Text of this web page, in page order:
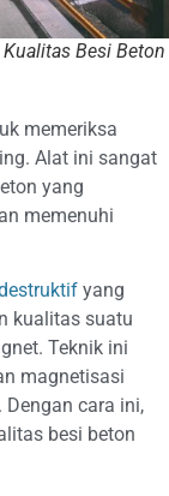
Besi Beton
memeriksa
Alat ini sangat
yang
memenuhi
yang
kualitas suatu
Teknik ini
magnetisasi
cara ini,
besi beton